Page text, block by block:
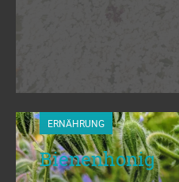
ERNÄHRUNG
Bienenhonig